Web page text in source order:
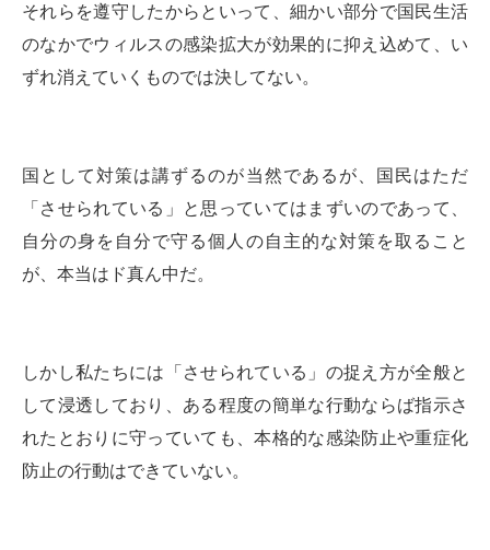
それらを遵守したからといって、細かい部分で国民生活
のなかでウィルスの感染拡大が効果的に抑え込めて、い
ずれ消えていくものでは決してない。
国として対策は講ずるのが当然であるが、国民はただ
「させられている」と思っていてはまずいのであって、
自分の身を自分で守る個人の自主的な対策を取ること
が、本当はド真ん中だ。
しかし私たちには「させられている」の捉え方が全般と
して浸透しており、ある程度の簡単な行動ならば指示さ
れたとおりに守っていても、本格的な感染防止や重症化
防止の行動はできていない。